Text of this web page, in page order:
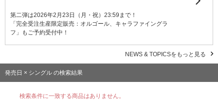
第二弾は2026年2月23日（月・祝）23:59まで！
「完全受注生産限定販売：オルゴール、キャラファイングラ
フ」もご予約受付中！
NEWS & TOPICSをもっと見る
発売日 × シングル の検索結果
検索条件に一致する商品はありません。